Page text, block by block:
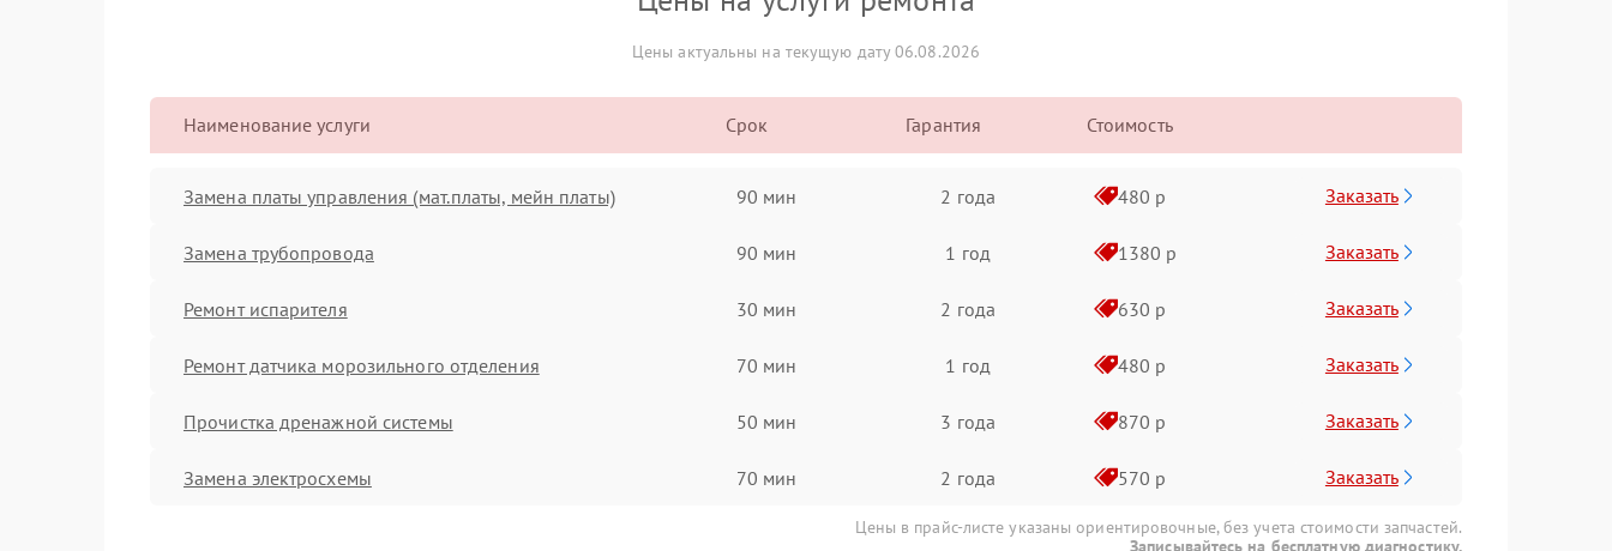
Цены актуальны на текущую дату 06.08.2026
Наименование услуги Срок Гарантия Стоимость
Замена платы управления (мат.платы, мейн платы) 90 мин 2 года 480 р Заказать
Замена трубопровода 90 мин 1 год 1380 р Заказать
Ремонт испарителя 30 мин 2 года 630 р Заказать
Ремонт датчика морозильного отделения 70 мин 1 год 480 р Заказать
Прочистка дренажной системы 50 мин 3 года 870 р Заказать
Замена электросхемы 70 мин 2 года 570 р Заказать
Цены в прайс-листе указаны ориентировочные, без учета стоимости запчастей.
Записывайтесь на бесплатную диагностику.